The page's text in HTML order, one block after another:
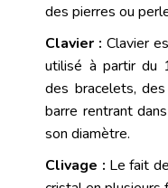
des pierres ou
Clavier : Clavier
utilisé à partir du
des bracelets,
barre rentrant
son diamètre.
Clivage : Le fait